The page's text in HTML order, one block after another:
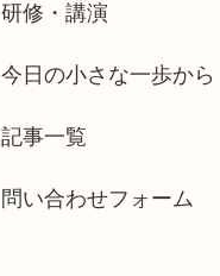
研修・講演
今日の小さな一歩から
記事一覧
問い合わせフォーム